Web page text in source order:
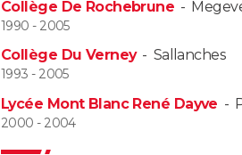
Collège De Rochebrune -
1990 - 2005
Collège Du Verney- Sallanches
1993 - 2005
Lycée Mont Blanc René Dayve -
2000 - 2004